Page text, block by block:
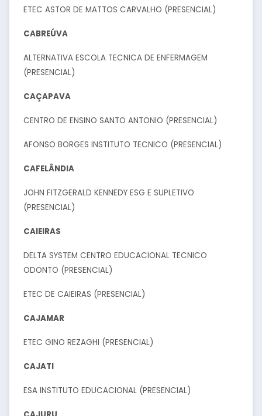
ETEC ASTOR DE MATTOS CARVALHO (PRESENCIAL)
CABREÚVA
ALTERNATIVA ESCOLA TECNICA DE ENFERMAGEM
(PRESENCIAL)
CAÇAPAVA
CENTRO DE ENSINO SANTO ANTONIO (PRESENCIAL)
AFONSO BORGES INSTITUTO TECNICO (PRESENCIAL)
CAFELÂNDIA
JOHN FITZGERALD KENNEDY ESG E SUPLETIVO
(PRESENCIAL)
CAIEIRAS
DELTA SYSTEM CENTRO EDUCACIONAL TECNICO
ODONTO (PRESENCIAL)
ETEC DE CAIEIRAS (PRESENCIAL)
CAJAMAR
ETEC GINO REZAGHI (PRESENCIAL)
CAJATI
ESA INSTITUTO EDUCACIONAL (PRESENCIAL)